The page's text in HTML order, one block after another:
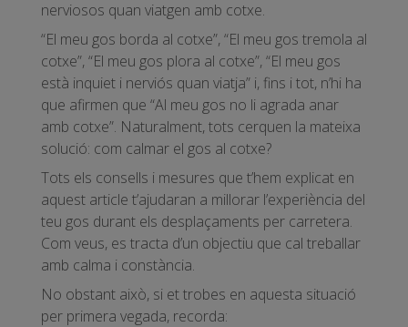
nerviosos quan viatgen amb cotxe.
“El meu gos borda al cotxe”, “El meu gos tremola al
cotxe”, “El meu gos plora al cotxe”, “El meu gos
està inquiet i nerviós quan viatja” i, fins i tot, n’hi ha
que afirmen que “Al meu gos no li agrada anar
amb cotxe”. Naturalment, tots cerquen la mateixa
solució: com calmar el gos al cotxe?
Tots els consells i mesures que t’hem explicat en
aquest article t’ajudaran a millorar l’experiència del
teu gos durant els desplaçaments per carretera.
Com veus, es tracta d’un objectiu que cal treballar
amb calma i constància.
No obstant això, si et trobes en aquesta situació
per primera vegada, recorda: